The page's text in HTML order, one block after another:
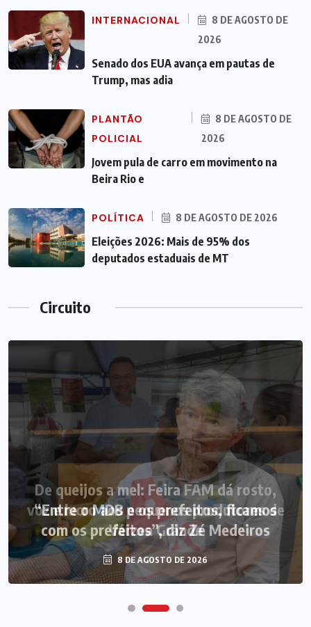
INTERNACIONAL
8 DE AGOSTO DE
2026
Senado dos EUA avança em pautas de
Trump, mas adia
PLANTÃO
POLICIAL
8 DE AGOSTO DE
2026
Jovem pula de carro em movimento na
Beira Rio e
POLÍTICA 8 DE AGOSTO DE 2026
Eleições 2026: Mais de 95% dos
deputados estaduais de MT
Circuito
De queijos a mel: Feira FAM dá rosto,
voz e lucro aos pequenos produtores de
Várzea Grande
8 DE AGOSTO DE 2026
“Entre o MDB e os prefeitos, ficamos
com os prefeitos”, diz Zé Medeiros
8 DE AGOSTO DE 2026